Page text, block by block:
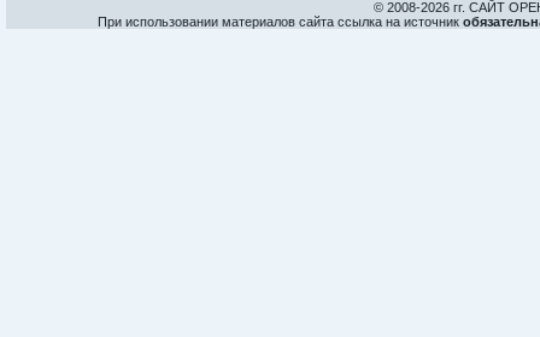
© 2008-2026 гг. САЙТ
При использовании материалов сайта ссылка на источник